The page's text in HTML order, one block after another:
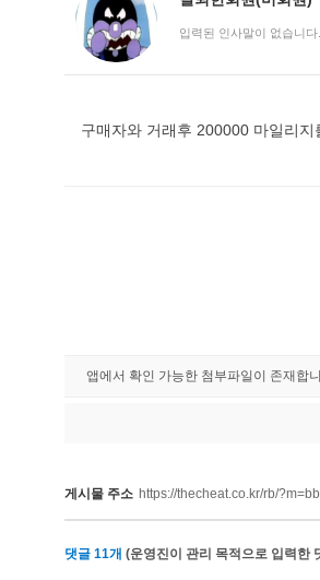
워킹홀리데이 피해사
입력된 인사말이 없습니다.
구매자와 거래후 200000 마일리
앱에서 확인 가능한 첨부파일이 존재합
게시물 주소 https://thecheat.co.kr/rb/
댓글 11개 (운영진이 관리 목적으로 입력한